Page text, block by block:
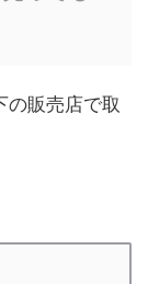
の販売店で取